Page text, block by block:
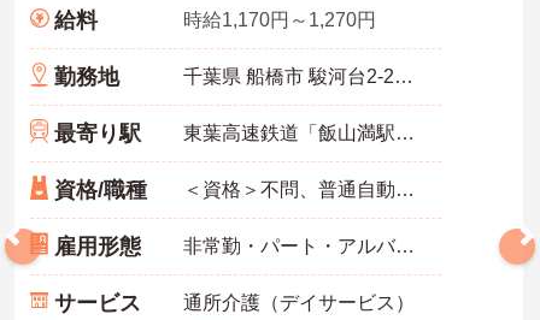
給料 時給1,170円～1,270円
勤務地 千葉県 船橋市 駿河台2-21-25
最寄り駅 東葉高速鉄道「飯山満駅」徒歩15分
資格/職種 ＜資格＞不問、普通自動車運転免許(AT限定可) 必須 ＜経験＞不問 無資格者:入社半年以内に会社負担で認知症介護基礎研修受講
雇用形態 非常勤・パート・アルバイト
サービス 通所介護（デイサービス）